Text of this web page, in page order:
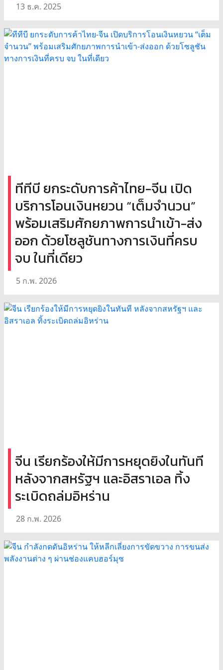
13 ธ.ค. 2025
ทีทีบี ยกระดับการค้าไทย-จีน เปิด
บริการโอนเงินหยวน “เต็มจำนวน”
พร้อมเสริมศักยภาพการนำเข้า-ส่ง
ออก ด้วยโซลูชันทางการเงินที่ครบ
จบ ในที่เดียว
5 ก.พ. 2026
จีน เรียกร้องให้มีการหยุดยิงในทันที
หลังจากสหรัฐฯ และอิสราเอล ทิ้ง
ระเบิดถล่มอิหร่าน
28 ก.พ. 2026